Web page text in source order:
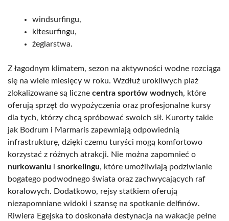
windsurfingu,
kitesurfingu,
żeglarstwa.
Z łagodnym klimatem, sezon na aktywności wodne rozciąga
się na wiele miesięcy w roku. Wzdłuż urokliwych plaż
zlokalizowane są liczne centra sportów wodnych, które
oferują sprzęt do wypożyczenia oraz profesjonalne kursy
dla tych, którzy chcą spróbować swoich sił. Kurorty takie
jak Bodrum i Marmaris zapewniają odpowiednią
infrastrukturę, dzięki czemu turyści mogą komfortowo
korzystać z różnych atrakcji. Nie można zapomnieć o
nurkowaniu i snorkelingu, które umożliwiają podziwianie
bogatego podwodnego świata oraz zachwycających raf
koralowych. Dodatkowo, rejsy statkiem oferują
niezapomniane widoki i szansę na spotkanie delfinów.
Riwiera Egejska to doskonała destynacja na wakacje pełne